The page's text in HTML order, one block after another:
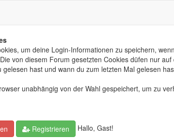
um deine Login-Informationen zu speichern,
von diesem Forum gesetzten Cookies düfen nur
hast und wann du zum letzten Mal gelesen
unabhängig von der Wahl gespeichert, um zu
Registrieren Hallo, Gast!